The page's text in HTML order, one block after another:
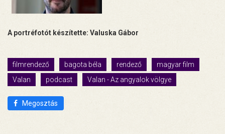
A portréfotót készítette: Valuska Gábor
filmrendező bagota béla rendező
magyar film
Valan
podcast Valan - Az angyalok völgye
Megosztás